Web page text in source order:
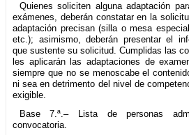
Quienes soliciten alguna adaptación
exámenes, deberán constatar en la
adaptación precisan (silla o mesa
etc.); asimismo, deberán presentar el
que sustente su solicitud. Cumplidas las
les aplicarán las adaptaciones de
siempre que no se menoscabe el
ni sea en detrimento del nivel de
exigible.
Base 7.ª.– Lista de personas
convocatoria.